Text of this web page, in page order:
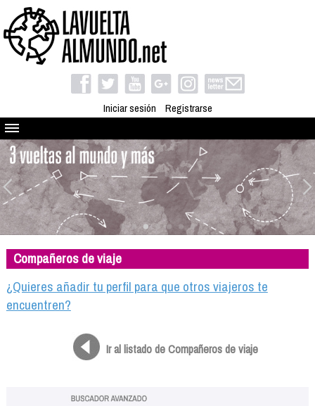
Iniciar sesión Registrarse
Quienes somos
El proyecto
Blog
Viaja con nosotros
Camino solidario
Libros
Compañeros de viaje
Compañeros de viaje
¿Quieres añadir tu perfil para que otros viajeros te
encuentren?
Ir al listado de Compañeros de viaje